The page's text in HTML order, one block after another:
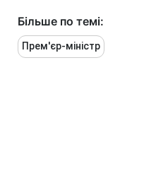
Більше по темі:
Прем'єр-міністр